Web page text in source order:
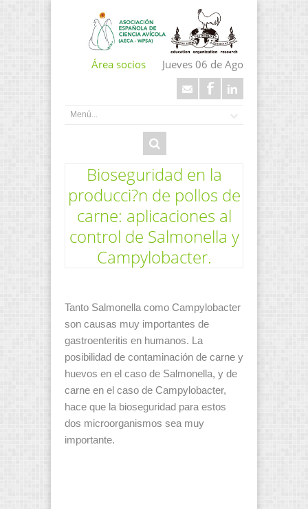
Área socios Jueves 06 de Ago
Bioseguridad en la
producci?n de pollos de
carne: aplicaciones al
control de Salmonella y
Campylobacter.
Tanto Salmonella como Campylobacter
son causas muy importantes de
gastroenteritis en humanos. La
posibilidad de contaminación de carne y
huevos en el caso de Salmonella, y de
carne en el caso de Campylobacter,
hace que la bioseguridad para estos
dos microorganismos sea muy
importante.